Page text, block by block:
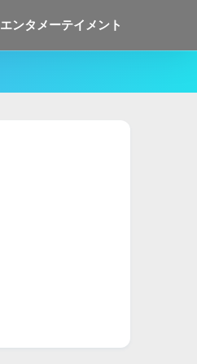
エンタメーテイメント